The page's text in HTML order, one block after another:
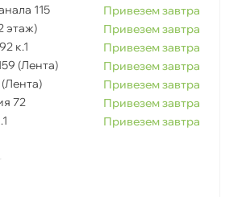
115
Привезем завтра
этаж)
Привезем завтра
к.1
Привезем завтра
(Лента)
Привезем завтра
Привезем завтра
72
Привезем завтра
Привезем завтра